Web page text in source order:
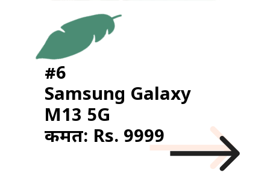
#6
Samsung Galaxy
M13 5G
कीमत: Rs. 9999